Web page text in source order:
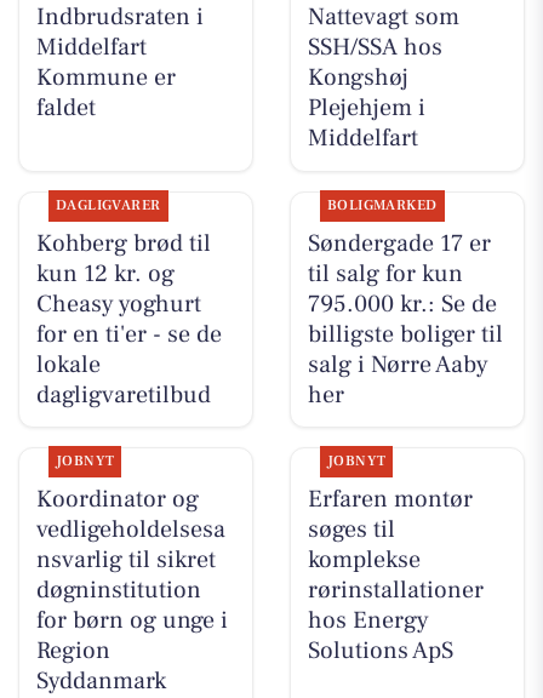
Indbrudsraten i
Middelfart
Kommune er
faldet
Nattevagt som
SSH/SSA hos
Kongshøj
Plejehjem i
Middelfart
DAGLIGVARER
Kohberg brød til
kun 12 kr. og
Cheasy yoghurt
for en ti'er - se de
lokale
dagligvaretilbud
BOLIGMARKED
Søndergade 17 er
til salg for kun
795.000 kr.: Se de
billigste boliger til
salg i Nørre Aaby
her
JOBNYT
Koordinator og
vedligeholdelsesa
nsvarlig til sikret
døgninstitution
for børn og unge i
Region
Syddanmark
JOBNYT
Erfaren montør
søges til
komplekse
rørinstallationer
hos Energy
Solutions ApS